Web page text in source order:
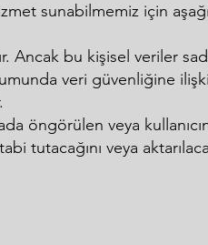
sunabilmemiz için
Ancak bu kişisel veriler
veri güvenliğine
öngörülen veya
tutacağını veya